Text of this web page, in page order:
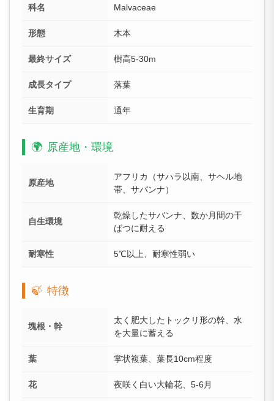
科名 Malvaceae
形態 木本
最終サイズ 樹高5-30m
成長タイプ 落葉
生育期 通年
🌍 原産地・環境
原産地
アフリカ（サハラ以南、サヘル地
帯、サバンナ）
自生環境
乾燥したサバンナ、数か月間の干
ばつに耐える
耐寒性 5℃以上、耐寒性弱い
🍃 特徴
塊根・幹
太く肥大したトックリ形の幹、水
を大量に蓄える
葉 掌状複葉、葉長10cm程度
花 夜咲く白い大輪花、5-6月